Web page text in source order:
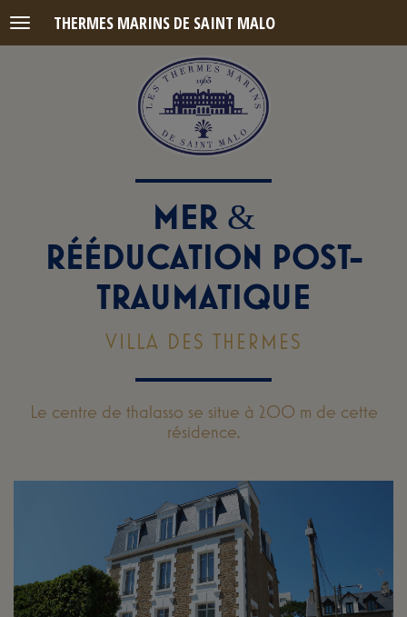
Menu THERMES MARINS DE SAINT MALO
MER &
RÉÉDUCATION POST-
TRAUMATIQUE
VILLA DES THERMES
Le centre de thalasso se situe à 200 m de cette
résidence.